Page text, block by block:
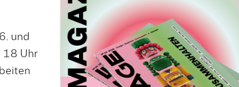
und
18 Uhr